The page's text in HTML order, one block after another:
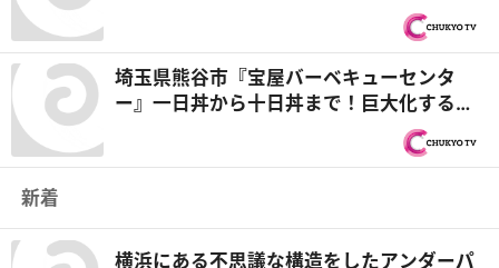
チャーハン＆麻婆飯『オモウマい店』
埼玉県熊谷市『宝屋バーベキューセンタ
ー』一日丼から十日丼まで！巨大化する豚
丼＆すり鉢を器に使う店はオモウマい？
新着
横浜にある不思議な構造をしたアンダーパ